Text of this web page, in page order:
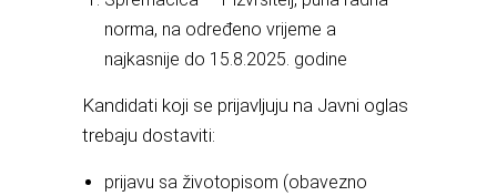
norma, na određeno vrijeme a
najkasnije do 15.8.2025. godine
Kandidati koji se prijavljuju na Javni oglas
trebaju dostaviti:
prijavu sa životopisom (obavezno